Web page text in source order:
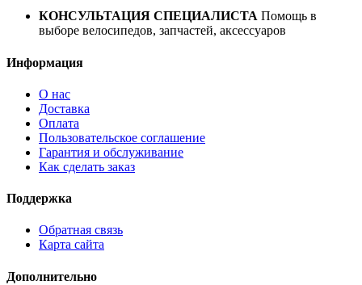
КОНСУЛЬТАЦИЯ СПЕЦИАЛИСТА Помощь в
выборе велосипедов, запчастей, аксессуаров
Информация
О нас
Доставка
Оплата
Пользовательское соглашение
Гарантия и обслуживание
Как сделать заказ
Поддержка
Обратная связь
Карта сайта
Дополнительно